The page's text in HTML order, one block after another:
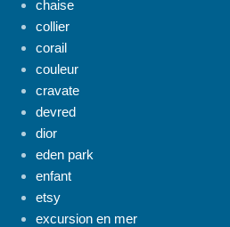
chaise
collier
corail
couleur
cravate
devred
dior
eden park
enfant
etsy
excursion en mer